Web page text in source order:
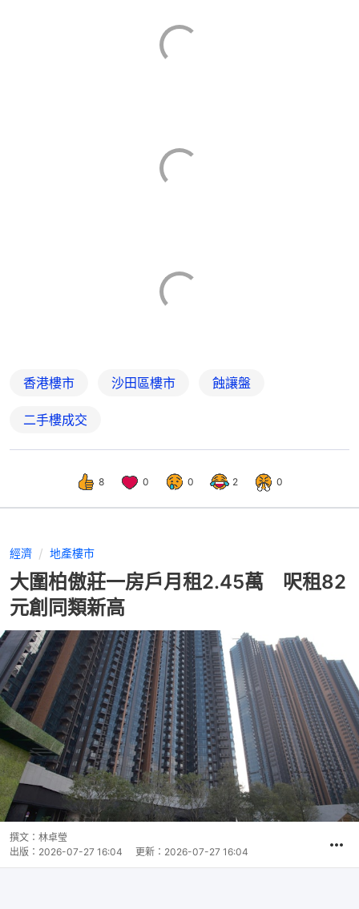
香港樓市 沙田區樓市 蝕讓盤
二手樓成交
8 0 0 2 0
經濟 地產樓市
大圍柏傲莊一房戶月租2.45萬 呎租82
元創同類新高
撰文： 林卓瑩
出版： 2026-07-27 16:04 更新： 2026-07-27 16:04